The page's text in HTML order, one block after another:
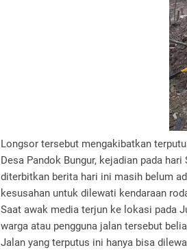
Longsor tersebut mengakibatkan
Desa Pandok Bungur, kejadian pada
diterbitkan berita hari ini masih belum
kesusahan untuk dilewati kendaraan
Saat awak media terjun ke lokasi pada
warga atau pengguna jalan tersebut
Jalan yang terputus ini hanya bisa